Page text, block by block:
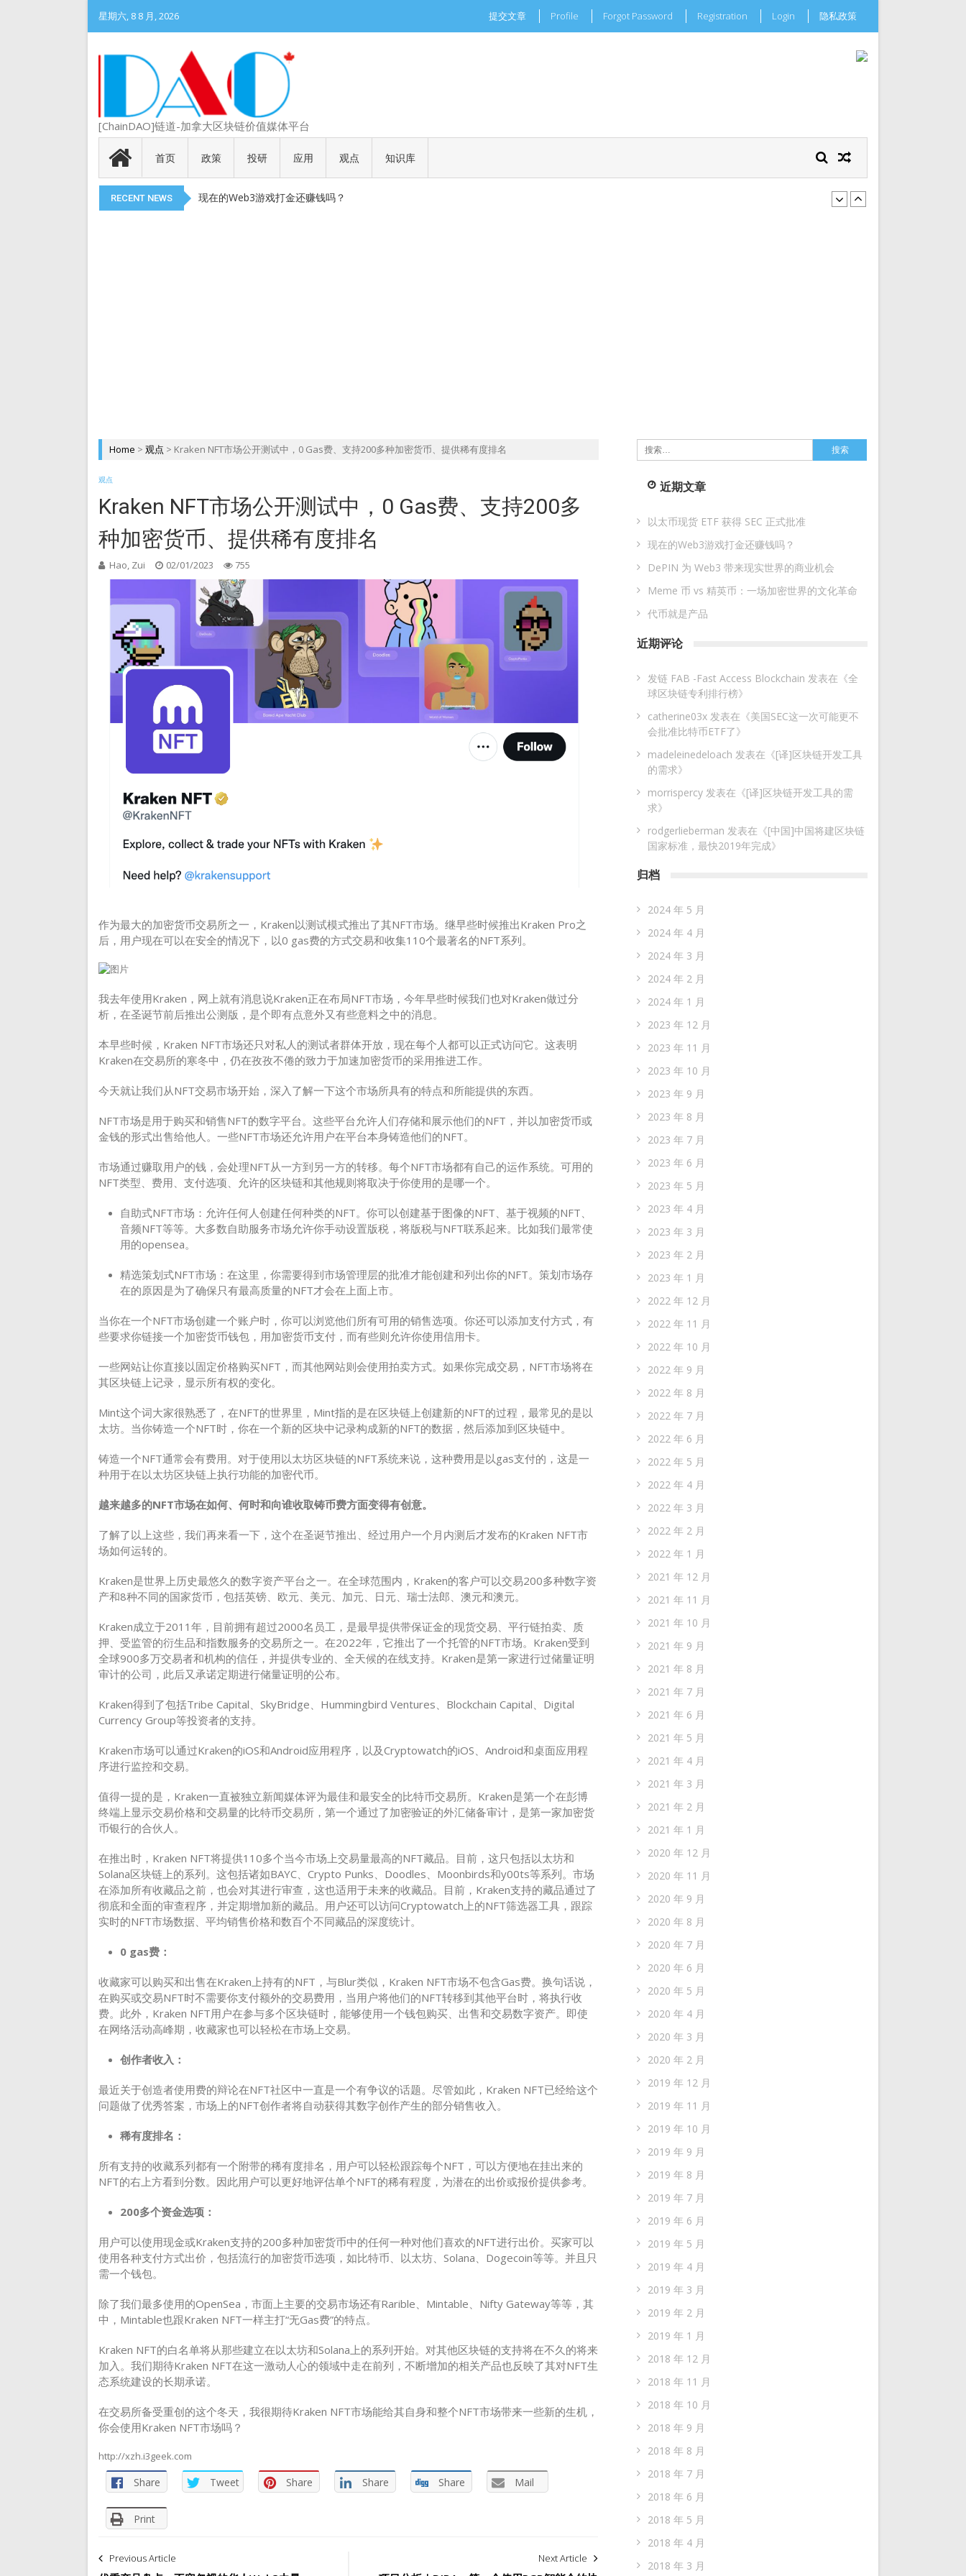
星期六, 8 8 月, 2026 提交文章 Profile Forgot Password Registration Login 隐私政策
[ChainDAO]链道-加拿大区块链价值媒体平台
首页 政策 投研 应用 观点 知识库
RECENT NEWS
DePIN 为 Web3 带来现实世界的商业机会
Meme 币 vs 精英币：一场加密世界的文化革命
代币就是产品
以太币现货 ETF 获得 SEC 正式批准
现在的Web3游戏打金还赚钱吗？
Home > 观点 > Kraken NFT市场公开测试中，0 Gas费、支持200多种加密货币、提供稀有度排名
观点
Kraken NFT市场公开测试中，0 Gas费、支持200多
种加密货币、提供稀有度排名
Hao, Zui 02/01/2023 755
作为最大的加密货币交易所之一，Kraken以测试模式推出了其NFT市场。继早些时候推出Kraken Pro之
后，用户现在可以在安全的情况下，以0 gas费的方式交易和收集110个最著名的NFT系列。
我去年使用Kraken，网上就有消息说Kraken正在布局NFT市场，今年早些时候我们也对Kraken做过分
析，在圣诞节前后推出公测版，是个即有点意外又有些意料之中的消息。
本早些时候，Kraken NFT市场还只对私人的测试者群体开放，现在每个人都可以正式访问它。这表明
Kraken在交易所的寒冬中，仍在孜孜不倦的致力于加速加密货币的采用推进工作。
今天就让我们从NFT交易市场开始，深入了解一下这个市场所具有的特点和所能提供的东西。
NFT市场是用于购买和销售NFT的数字平台。这些平台允许人们存储和展示他们的NFT，并以加密货币或
金钱的形式出售给他人。一些NFT市场还允许用户在平台本身铸造他们的NFT。
市场通过赚取用户的钱，会处理NFT从一方到另一方的转移。每个NFT市场都有自己的运作系统。可用的
NFT类型、费用、支付选项、允许的区块链和其他规则将取决于你使用的是哪一个。
自助式NFT市场：允许任何人创建任何种类的NFT。你可以创建基于图像的NFT、基于视频的NFT、
音频NFT等等。大多数自助服务市场允许你手动设置版税，将版税与NFT联系起来。比如我们最常使
用的opensea。
精选策划式NFT市场：在这里，你需要得到市场管理层的批准才能创建和列出你的NFT。策划市场存
在的原因是为了确保只有最高质量的NFT才会在上面上市。
当你在一个NFT市场创建一个账户时，你可以浏览他们所有可用的销售选项。你还可以添加支付方式，有
些要求你链接一个加密货币钱包，用加密货币支付，而有些则允许你使用信用卡。
一些网站让你直接以固定价格购买NFT，而其他网站则会使用拍卖方式。如果你完成交易，NFT市场将在
其区块链上记录，显示所有权的变化。
Mint这个词大家很熟悉了，在NFT的世界里，Mint指的是在区块链上创建新的NFT的过程，最常见的是以
太坊。当你铸造一个NFT时，你在一个新的区块中记录构成新的NFT的数据，然后添加到区块链中。
铸造一个NFT通常会有费用。对于使用以太坊区块链的NFT系统来说，这种费用是以gas支付的，这是一
种用于在以太坊区块链上执行功能的加密代币。
越来越多的NFT市场在如何、何时和向谁收取铸币费方面变得有创意。
了解了以上这些，我们再来看一下，这个在圣诞节推出、经过用户一个月内测后才发布的Kraken NFT市
场如何运转的。
Kraken是世界上历史最悠久的数字资产平台之一。在全球范围内，Kraken的客户可以交易200多种数字资
产和8种不同的国家货币，包括英镑、欧元、美元、加元、日元、瑞士法郎、澳元和澳元。
Kraken成立于2011年，目前拥有超过2000名员工，是最早提供带保证金的现货交易、平行链拍卖、质
押、受监管的衍生品和指数服务的交易所之一。在2022年，它推出了一个托管的NFT市场。Kraken受到
全球900多万交易者和机构的信任，并提供专业的、全天候的在线支持。Kraken是第一家进行过储量证明
审计的公司，此后又承诺定期进行储量证明的公布。
Kraken得到了包括Tribe Capital、SkyBridge、Hummingbird Ventures、Blockchain Capital、Digital
Currency Group等投资者的支持。
Kraken市场可以通过Kraken的iOS和Android应用程序，以及Cryptowatch的iOS、Android和桌面应用程
序进行监控和交易。
值得一提的是，Kraken一直被独立新闻媒体评为最佳和最安全的比特币交易所。Kraken是第一个在彭博
终端上显示交易价格和交易量的比特币交易所，第一个通过了加密验证的外汇储备审计，是第一家加密货
币银行的合伙人。
在推出时，Kraken NFT将提供110多个当今市场上交易量最高的NFT藏品。目前，这只包括以太坊和
Solana区块链上的系列。这包括诸如BAYC、Crypto Punks、Doodles、Moonbirds和y00ts等系列。市场
在添加所有收藏品之前，也会对其进行审查，这也适用于未来的收藏品。目前，Kraken支持的藏品通过了
彻底和全面的审查程序，并定期增加新的藏品。用户还可以访问Cryptowatch上的NFT筛选器工具，跟踪
实时的NFT市场数据、平均销售价格和数百个不同藏品的深度统计。
0 gas费：
收藏家可以购买和出售在Kraken上持有的NFT，与Blur类似，Kraken NFT市场不包含Gas费。换句话说，
在购买或交易NFT时不需要你支付额外的交易费用，当用户将他们的NFT转移到其他平台时，将执行收
费。此外，Kraken NFT用户在参与多个区块链时，能够使用一个钱包购买、出售和交易数字资产。即使
在网络活动高峰期，收藏家也可以轻松在市场上交易。
创作者收入：
最近关于创造者使用费的辩论在NFT社区中一直是一个有争议的话题。尽管如此，Kraken NFT已经给这个
问题做了优秀答案，市场上的NFT创作者将自动获得其数字创作产生的部分销售收入。
稀有度排名：
所有支持的收藏系列都有一个附带的稀有度排名，用户可以轻松跟踪每个NFT，可以方便地在挂出来的
NFT的右上方看到分数。因此用户可以更好地评估单个NFT的稀有程度，为潜在的出价或报价提供参考。
200多个资金选项：
用户可以使用现金或Kraken支持的200多种加密货币中的任何一种对他们喜欢的NFT进行出价。买家可以
使用各种支付方式出价，包括流行的加密货币选项，如比特币、以太坊、Solana、Dogecoin等等。并且只
需一个钱包。
除了我们最多使用的OpenSea，市面上主要的交易市场还有Rarible、Mintable、Nifty Gateway等等，其
中，Mintable也跟Kraken NFT一样主打“无Gas费”的特点。
Kraken NFT的白名单将从那些建立在以太坊和Solana上的系列开始。对其他区块链的支持将在不久的将来
加入。我们期待Kraken NFT在这一激动人心的领域中走在前列，不断增加的相关产品也反映了其对NFT生
态系统建设的长期承诺。
在交易所备受重创的这个冬天，我很期待Kraken NFT市场能给其自身和整个NFT市场带来一些新的生机，
你会使用Kraken NFT市场吗？
http://xzh.i3geek.com
Share Tweet Share Share Share Mail
Print
Previous Article Next Article
搜
索：
近期文章
以太币现货 ETF 获得 SEC 正式批准
现在的Web3游戏打金还赚钱吗？
DePIN 为 Web3 带来现实世界的商业机会
Meme 币 vs 精英币：一场加密世界的文化革命
代币就是产品
近期评论
发链 FAB -Fast Access Blockchain 发表在《全
球区块链专利排行榜》
catherine03x 发表在《美国SEC这一次可能更不
会批准比特币ETF了》
madeleinedeloach 发表在《[译]区块链开发工具
的需求》
morrispercy 发表在《[译]区块链开发工具的需
求》
rodgerlieberman 发表在《[中国]中国将建区块链
国家标准，最快2019年完成》
归档
2024 年 5 月
2024 年 4 月
2024 年 3 月
2024 年 2 月
2024 年 1 月
2023 年 12 月
2023 年 11 月
2023 年 10 月
2023 年 9 月
2023 年 8 月
2023 年 7 月
2023 年 6 月
2023 年 5 月
2023 年 4 月
2023 年 3 月
2023 年 2 月
2023 年 1 月
2022 年 12 月
2022 年 11 月
2022 年 10 月
2022 年 9 月
2022 年 8 月
2022 年 7 月
2022 年 6 月
2022 年 5 月
2022 年 4 月
2022 年 3 月
2022 年 2 月
2022 年 1 月
2021 年 12 月
2021 年 11 月
2021 年 10 月
2021 年 9 月
2021 年 8 月
2021 年 7 月
2021 年 6 月
2021 年 5 月
2021 年 4 月
2021 年 3 月
2021 年 2 月
2021 年 1 月
2020 年 12 月
2020 年 11 月
2020 年 9 月
2020 年 8 月
2020 年 7 月
2020 年 6 月
2020 年 5 月
2020 年 4 月
2020 年 3 月
2020 年 2 月
2019 年 12 月
2019 年 11 月
2019 年 10 月
2019 年 9 月
2019 年 8 月
2019 年 7 月
2019 年 6 月
2019 年 5 月
2019 年 4 月
2019 年 3 月
2019 年 2 月
2019 年 1 月
2018 年 12 月
2018 年 11 月
2018 年 10 月
2018 年 9 月
2018 年 8 月
2018 年 7 月
2018 年 6 月
2018 年 5 月
2018 年 4 月
2018 年 3 月